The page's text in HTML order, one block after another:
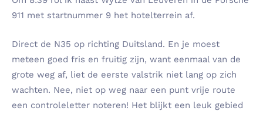
911 met startnummer 9 het hotelterrein af.
Direct de N35 op richting Duitsland. En je moest
meteen goed fris en fruitig zijn, want eenmaal van de
grote weg af, liet de eerste valstrik niet lang op zich
wachten. Nee, niet op weg naar een punt vrije route
een controleletter noteren! Het blijkt een leuk gebied